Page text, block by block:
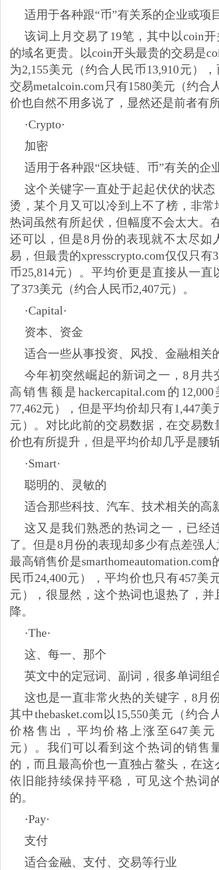
适用于各种跟“币”有关系的企业或项
该词上月交易了19笔，其中以coin
的域名更贵。以coin开头最贵的交易是
为2,155美元（约合人民币13,910元）
交易metalcoin.com只有1580美元（约合
价也自然不用多说了，显然还是前者有
·Crypto·
加密
适用于各种跟“区块链、币”有关的企
这个关键字一直处于起起伏伏的状
烫，某个月又可以冷到上不了榜，非
热词虽然有所起伏，但幅度不会太大。
还可以，但是8月份的表现就不太尽如
易，但最贵的xpresscrypto.com仅仅只有
币25,814元）。平均价更是直接从一
了373美元（约合人民币2,407元）。
·Capital·
资本、资金
适合一些从事投资、风投、金融相关
今年初突然崛起的新词之一，8月共
高销售额是hackercapital.com的
77,462元），但是平均价却只有1,447美
元）。对比此前的交易数据，在交易
价也有所提升，但是平均价却几乎是腰
·Smart·
聪明的、灵敏的
适合那些科技、汽车、技术相关的高
这又是我们熟悉的热词之一，已经
了。但是8月份的表现却多少有点差强
最高销售价是
民币24,400元），平均价也只有457美
元），很显然，这个热词也退热了，
降。
·The·
这、每一、那个
英文中的定冠词、副词，很多单词组
这也是一直非常火热的关键字，8月
其中thebasket.com以15,550美元（约合
价格售出，平均价格上涨至647美元
元）。我们可以看到这个热词的销售
的，而且最高价也一直独占鳌头，在
依旧能持续保持平稳，可见这个热词
的。
·Pay·
支付
适合金融、支付、交易等行业